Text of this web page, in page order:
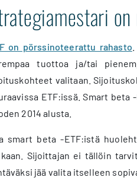
on pörssinoteerattu rahasto
tuottoa ja/tai
valitaan.
ETF:issä. Smart
2014 alusta.
smart beta -ETF:istä
Sijoittajan ei tällöin
jää valita itselleen